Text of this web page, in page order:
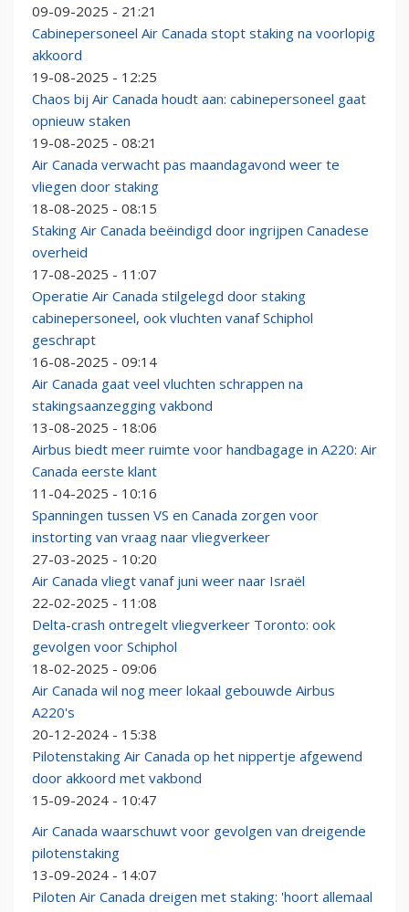
09-09-2025 - 21:21
Cabinepersoneel Air Canada stopt staking na voorlopig
akkoord
19-08-2025 - 12:25
Chaos bij Air Canada houdt aan: cabinepersoneel gaat
opnieuw staken
19-08-2025 - 08:21
Air Canada verwacht pas maandagavond weer te
vliegen door staking
18-08-2025 - 08:15
Staking Air Canada beëindigd door ingrijpen Canadese
overheid
17-08-2025 - 11:07
Operatie Air Canada stilgelegd door staking
cabinepersoneel, ook vluchten vanaf Schiphol
geschrapt
16-08-2025 - 09:14
Air Canada gaat veel vluchten schrappen na
stakingsaanzegging vakbond
13-08-2025 - 18:06
Airbus biedt meer ruimte voor handbagage in A220: Air
Canada eerste klant
11-04-2025 - 10:16
Spanningen tussen VS en Canada zorgen voor
instorting van vraag naar vliegverkeer
27-03-2025 - 10:20
Air Canada vliegt vanaf juni weer naar Israël
22-02-2025 - 11:08
Delta-crash ontregelt vliegverkeer Toronto: ook
gevolgen voor Schiphol
18-02-2025 - 09:06
Air Canada wil nog meer lokaal gebouwde Airbus
A220's
20-12-2024 - 15:38
Pilotenstaking Air Canada op het nippertje afgewend
door akkoord met vakbond
15-09-2024 - 10:47
Air Canada waarschuwt voor gevolgen van dreigende
pilotenstaking
13-09-2024 - 14:07
Piloten Air Canada dreigen met staking: 'hoort allemaal